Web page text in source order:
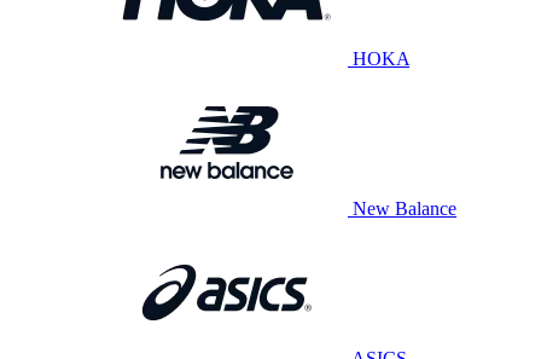
HOKA
New Balance